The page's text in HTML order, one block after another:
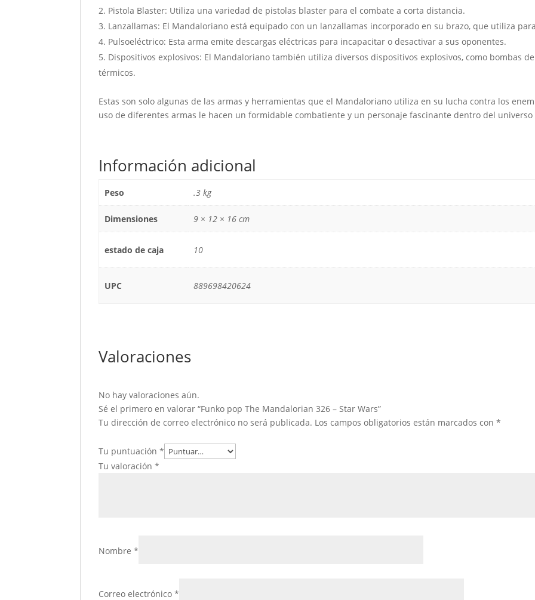
Pistola Blaster: Utiliza una variedad de pistolas blaster para el combate a corta distancia.
Lanzallamas: El Mandaloriano está equipado con un lanzallamas incorporado en su brazo, que utiliza
Pulsoeléctrico: Esta arma emite descargas eléctricas para incapacitar o desactivar a sus oponentes.
Dispositivos explosivos: El Mandaloriano también utiliza diversos dispositivos explosivos, como bombas
térmicos.
Estas son solo algunas de las armas y herramientas que el Mandaloriano utiliza en su lucha contra los
uso de diferentes armas le hacen un formidable combatiente y un personaje fascinante dentro del universo
Información adicional
Peso .3 kg
Dimensiones 9 × 12 × 16 cm
estado de caja 10
UPC 889698420624
Valoraciones
No hay valoraciones aún.
Sé el primero en valorar “Funko pop The Mandalorian 326 – Star Wars”
Tu dirección de correo electrónico no será publicada. Los campos obligatorios están marcados con*
Tu puntuación*
Tu valoración*
Nombre*
Correo electrónico*